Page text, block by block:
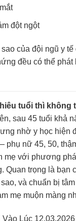
đột ngột
của đội ngũ y tế
đều có thể
tuổi thì không
sau 45 tuổi khả
nhờ y học hiện
nữ 45, 50,
mẹ với phương
Quan trọng là bạn
và chuẩn bị
mẹ muộn màng
Lúc